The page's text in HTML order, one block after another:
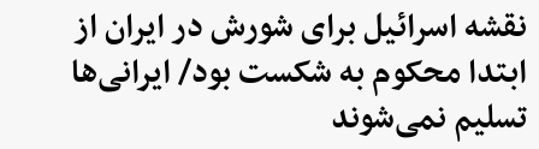
نقشه اسرائیل برای شورش در ایران از
ابتدا محکوم به شکست بود/ ایرانی‌ها
تسلیم نمی‌شوند